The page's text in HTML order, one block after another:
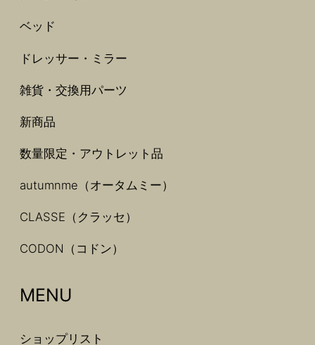
ベッド
ドレッサー・ミラー
雑貨・交換用パーツ
新商品
数量限定・アウトレット品
autumnme（オータムミー）
CLASSE（クラッセ）
CODON（コドン）
MENU
ショップリスト